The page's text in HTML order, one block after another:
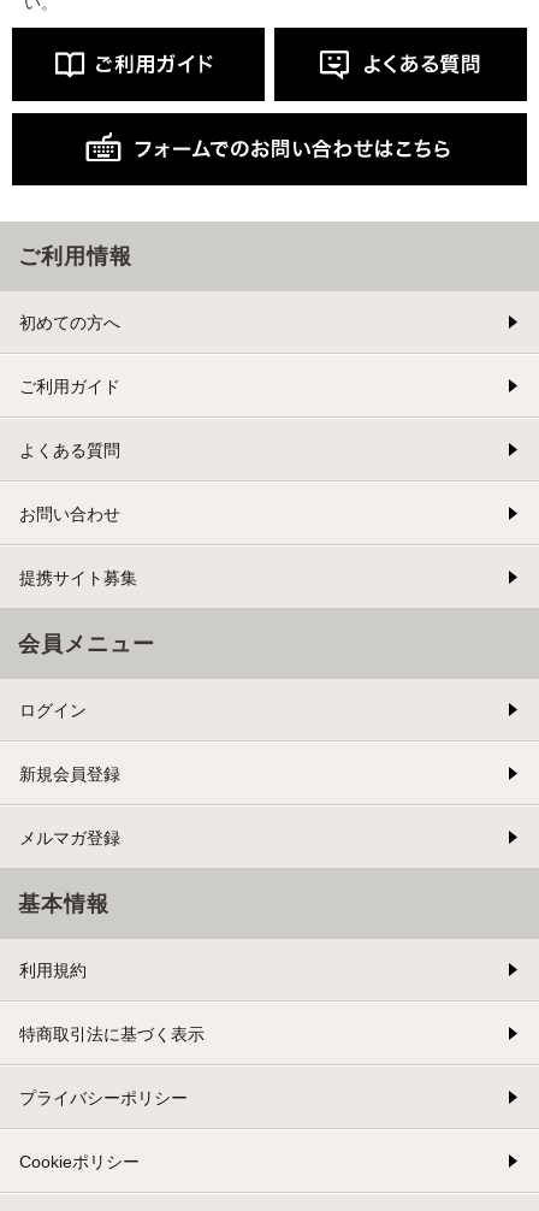
ご利用情報
初めての方へ
ご利用ガイド
よくある質問
お問い合わせ
提携サイト募集
会員メニュー
ログイン
新規会員登録
メルマガ登録
基本情報
利用規約
特商取引法に基づく表示
プライバシーポリシー
Cookieポリシー